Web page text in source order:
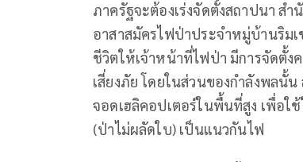
ภาครัฐจะต้องเร่งจัดตั้งสถาปนา ส
อาสาสมัครไฟป่าประจำหมู่บ้านริ
ชีวิตให้เจ้าหน้าที่ไฟป่า มีการจัดตั้ง
เสี่ยงภัย โดยในส่วนของกำลังพลนั้
จอดเฮลิคอปเตอร์ในพื้นที่สูง เพื่อใ
(ป่าไม่ผลัดใบ) เป็นแนวกันไฟ